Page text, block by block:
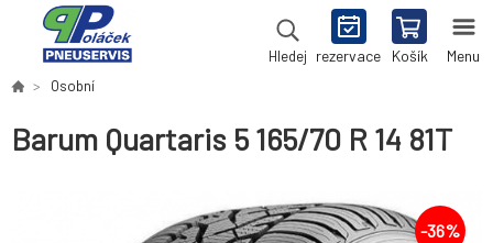
Hledej rezervace Košík Menu
Osobní
Barum Quartaris 5 165/70 R 14 81T
-36%